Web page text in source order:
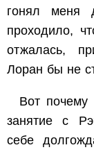
гонял меня
проходило,
отжалась,
Лоран бы не
Вот
занятие с
себе